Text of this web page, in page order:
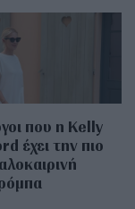
που η Kelly
έχει την πιο